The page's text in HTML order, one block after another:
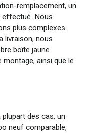
remplacement, un
Nous
plus complexes
livraison, nous
boîte jaune
montage, ainsi que le
des cas, un
neuf comparable,